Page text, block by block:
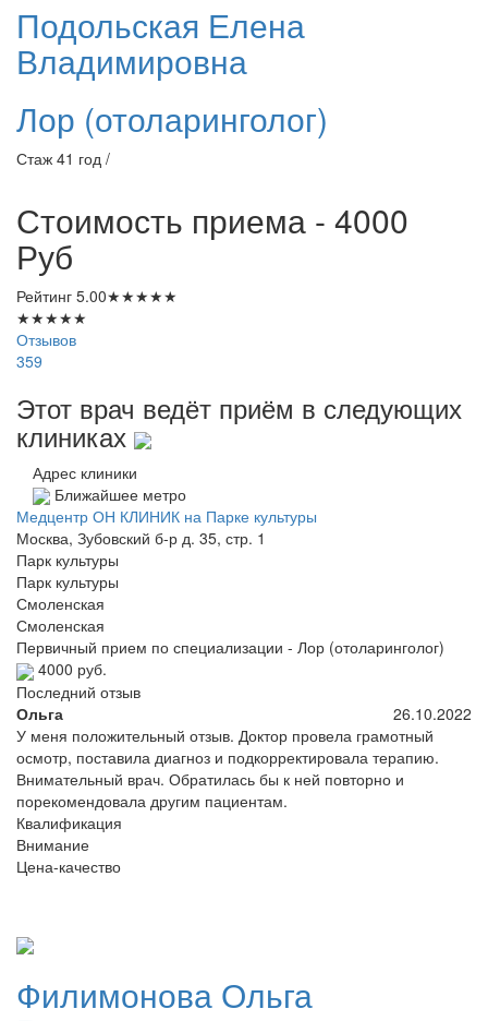
Подольская Елена
Владимировна
Лор (отоларинголог)
Стаж 41 год /
Стоимость приема - 4000
Руб
Рейтинг 5.00★★★★★
★★★★★
Отзывов
359
Этот врач ведёт приём в следующих
клиниках
Адрес клиники
Ближайшее метро
Медцентр ОН КЛИНИК на Парке культуры
Москва, Зубовский б-р д. 35, стр. 1
Парк культуры
Парк культуры
Смоленская
Смоленская
Первичный прием по специализации - Лор (отоларинголог)
4000 руб.
Последний отзыв
Ольга
26.10.2022
У меня положительный отзыв. Доктор провела грамотный
осмотр, поставила диагноз и подкорректировала терапию.
Внимательный врач. Обратилась бы к ней повторно и
порекомендовала другим пациентам.
Квалификация
Внимание
Цена-качество
Филимонова Ольга